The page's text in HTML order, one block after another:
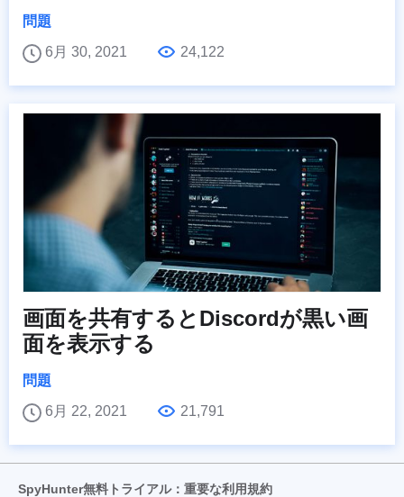
問題
6月 30, 2021
24,122
画面を共有するとDiscordが黒い画
面を表示する
問題
6月 22, 2021
21,791
SpyHunter無料トライアル：重要な利用規約